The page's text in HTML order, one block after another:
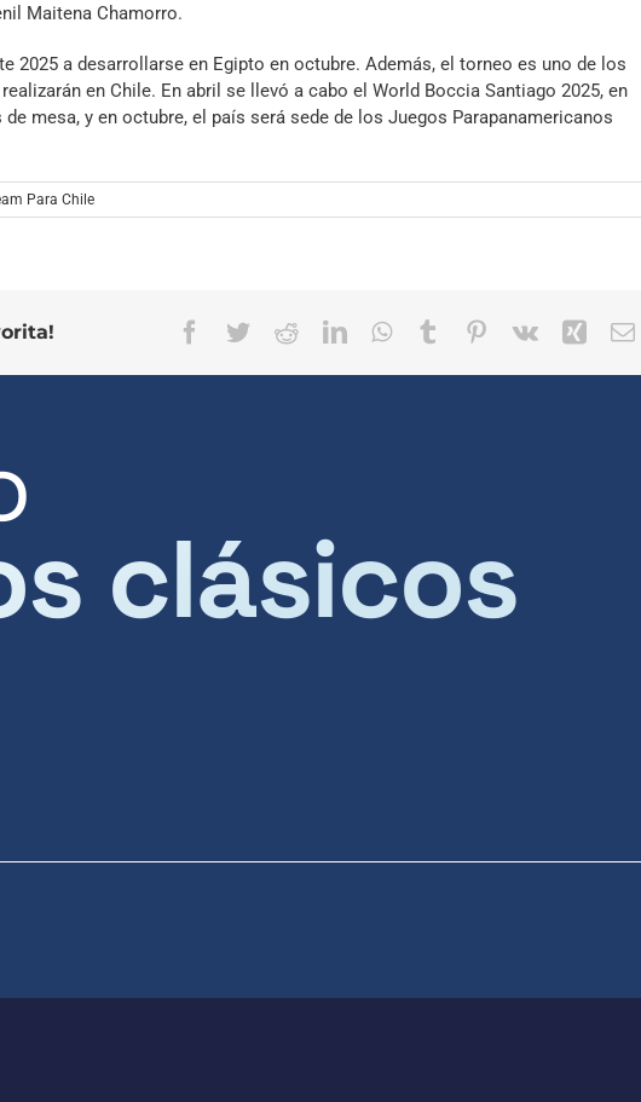
Maitena Chamorro.
2025 a desarrollarse en Egipto en octubre. Además, el torneo es uno de los
en Chile. En abril se llevó a cabo el World Boccia Santiago 2025, en
mesa, y en octubre, el país será sede de los Juegos Parapanamericanos
Para Chile
Facebook
TwitterRedditLinkedInWhatsApp
TumblrPinterest
Vk Xing
clásicos